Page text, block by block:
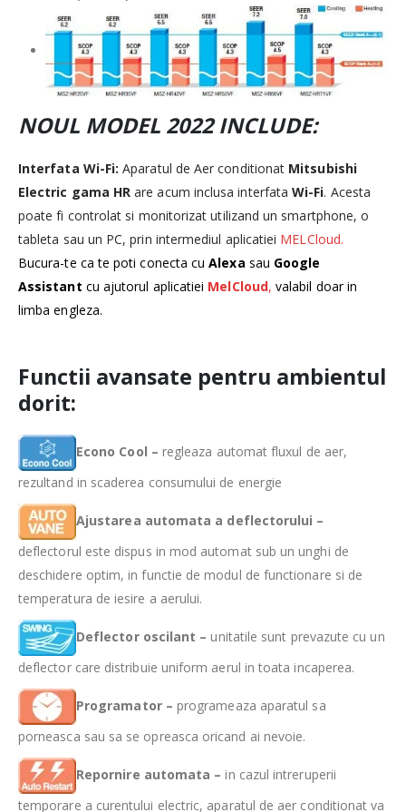
NOUL MODEL 2022 INCLUDE:
Interfata Wi-Fi: Aparatul de Aer conditionat Mitsubishi
Electric gama HR are acum inclusa interfataWi-Fi. Acesta
poate fi controlat si monitorizat utilizand un smartphone, o
tableta sau un PC, prin intermediul aplicatiei MELCloud.
Bucura-te ca te poti conecta cuAlexa sau Google
Assistant cu ajutorul aplicatiei MelCloud, valabil doar in
limba engleza.
Functii avansate pentru ambientul
dorit:
Econo Cool – regleaza automat fluxul de aer,
rezultand in scaderea consumului de energie
Ajustarea automata a deflectorului –
deflectorul este dispus in mod automat sub un unghi de
deschidere optim, in functie de modul de functionare si de
temperatura de iesire a aerului.
Deflector oscilant –unitatile sunt prevazute cu un
deflector care distribuie uniform aerul in toata incaperea.
Programator – programeaza aparatul sa
porneasca sau sa se opreasca oricand ai nevoie.
Repornire automata –in cazul intreruperii
temporare a curentului electric, aparatul de aer conditionat va